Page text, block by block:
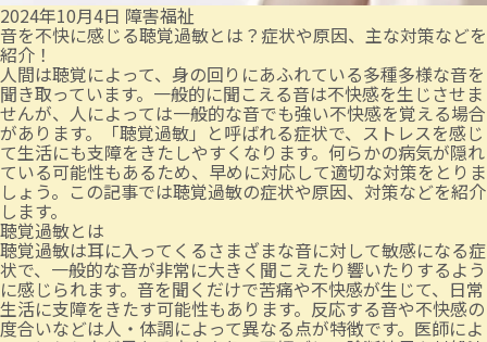
2024年10月4日 障害福祉
音を不快に感じる聴覚過敏とは？症状や原因、主な対策などを
紹介！
人間は聴覚によって、身の回りにあふれている多種多様な音を
聞き取っています。一般的に聞こえる音は不快感を生じさせま
せんが、人によっては一般的な音でも強い不快感を覚える場合
があります。「聴覚過敏」と呼ばれる症状で、ストレスを感じ
て生活にも支障をきたしやすくなります。何らかの病気が隠れ
ている可能性もあるため、早めに対応して適切な対策をとりま
しょう。この記事では聴覚過敏の症状や原因、対策などを紹介
します。
聴覚過敏とは
聴覚過敏は耳に入ってくるさまざまな音に対して敏感になる症
状で、一般的な音が非常に大きく聞こえたり響いたりするよう
に感じられます。音を聞くだけで苦痛や不快感が生じて、日常
生活に支障をきたす可能性もあります。反応する音や不快感の
度合いなどは人・体調によって異なる点が特徴です。医師によ